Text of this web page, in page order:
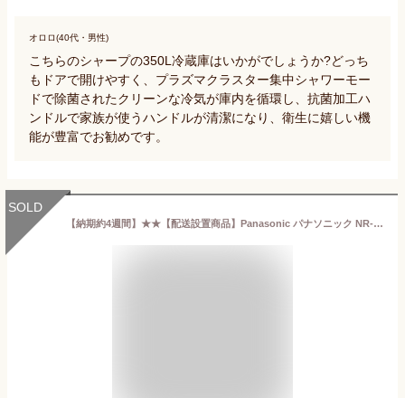
オロロ(40代・男性)
こちらのシャープの350L冷蔵庫はいかがでしょうか?どっち
もドアで開けやすく、プラズマクラスター集中シャワーモー
ドで除菌されたクリーンな冷気が庫内を循環し、抗菌加工ハ
ンドルで家族が使うハンドルが清潔になり、衛生に嬉しい機
能が豊富でお勧めです。
SOLD
【納期約4週間】★★【配送設置商品】Panasonic パナソニック NR-C372NL-W 3ドアスリム冷凍冷蔵庫 (365L・左開き) グレイスホワイト NRC372N「300L〜499L」